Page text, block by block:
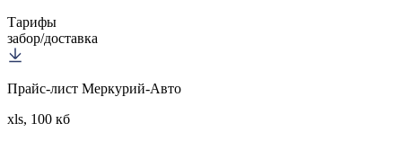
Тарифы
забор/доставка
Прайс-лист Меркурий-Авто
xls, 100 кб